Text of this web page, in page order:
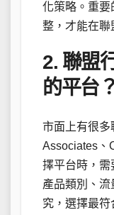
化策略。重要
整，才能在聯
2. 聯盟
的平台？
市面上有很多
Associates、
擇平台時，需
產品類別、
究，選擇最符